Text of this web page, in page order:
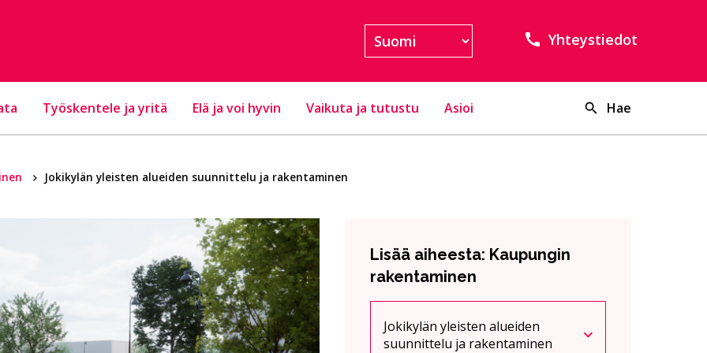
Yhteystiedot
Työskentele ja yritä Elä ja voi hyvin Vaikuta ja tutustu Asioi Hae
Jokikylän yleisten alueiden suunnittelu ja rakentaminen
Lisää aiheesta: Kaupungin
rakentaminen
Nykyinen sivu
Jokikylän yleisten alueiden
suunnittelu ja rakentaminen
Klikkaa käyttääksesi valikkoa